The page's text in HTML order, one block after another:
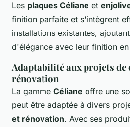
Les plaques Céliane et
finition parfaite et s'intègrent
installations existantes,
d'élégance avec leur finition en
Adaptabilité aux projets de
rénovation
La gamme Céliane offre une
peut être adaptée à divers
et rénovation. Avec ses